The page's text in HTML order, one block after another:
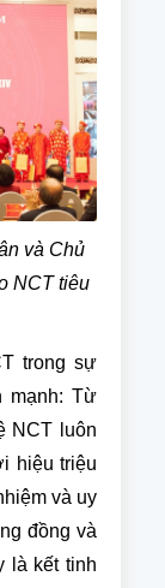
và Chủ
NCT tiêu
trong sự
mạnh: Từ
NCT luôn
hiệu triệu
và uy
đồng và
là kết tinh